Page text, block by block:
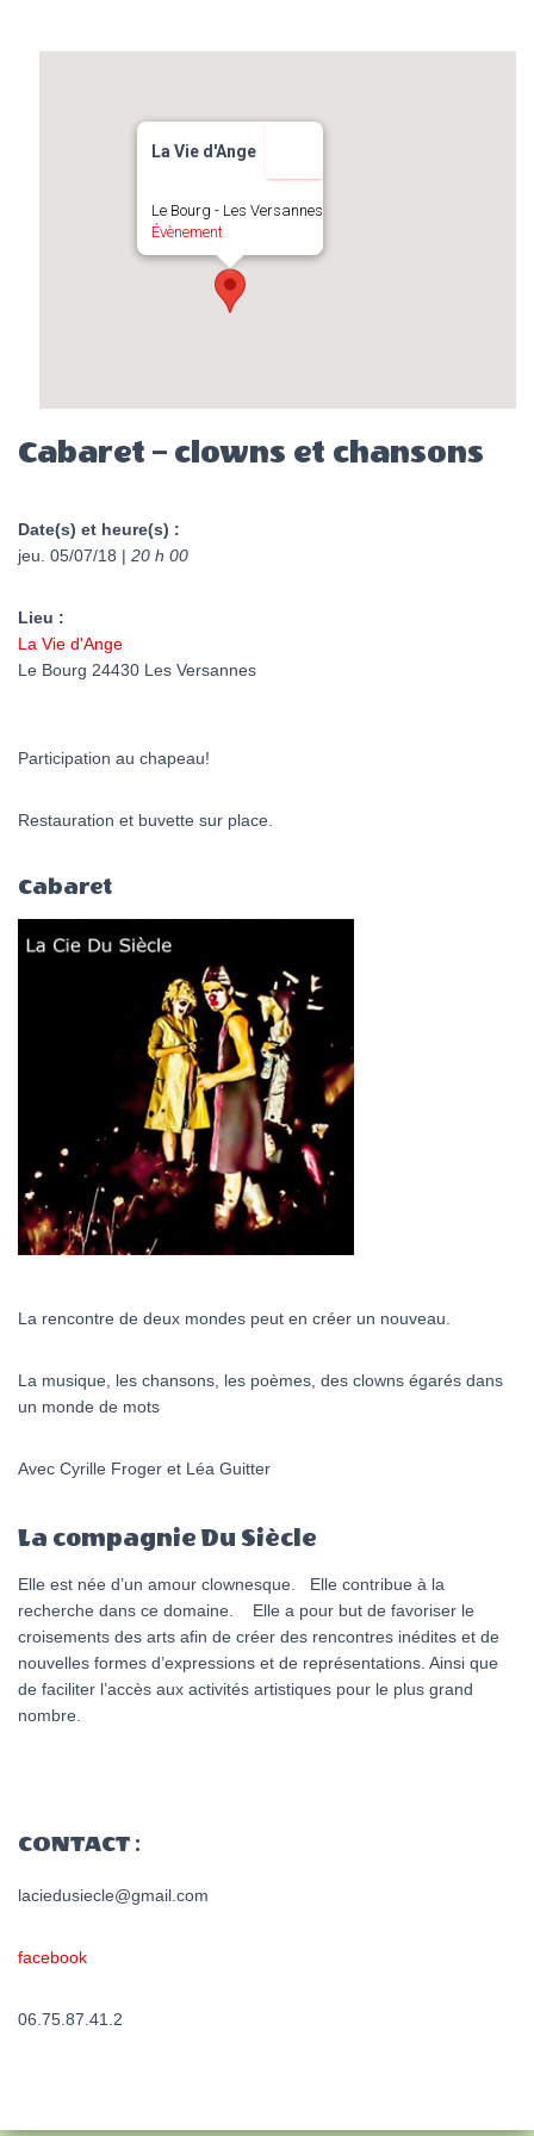
La Vie d'Ange
Le Bourg - Les Versannes
Évènement
Cabaret – clowns et chansons
Date(s) et heure(s) :
jeu. 05/07/18 | 20 h 00
Lieu :
La Vie d'Ange
Le Bourg 24430 Les Versannes
Participation au chapeau!
Restauration et buvette sur place.
Cabaret
La rencontre de deux mondes peut en créer un nouveau.
La musique, les chansons, les poèmes, des clowns égarés dans
un monde de mots
Avec Cyrille Froger et Léa Guitter
La compagnie Du Siècle
Elle est née d’un amour clownesque. Elle contribue à la
recherche dans ce domaine. Elle a pour but de favoriser le
croisements des arts afin de créer des rencontres inédites et de
nouvelles formes d’expressions et de représentations. Ainsi que
de faciliter l’accès aux activités artistiques pour le plus grand
nombre.
CONTACT :
laciedusiecle@gmail.com
facebook
06.75.87.41.2